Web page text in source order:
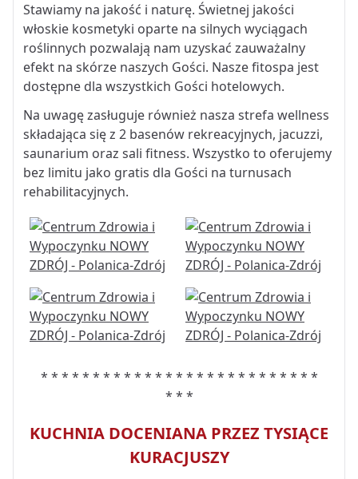
Stawiamy na jakość i naturę. Świetnej jakości
włoskie kosmetyki oparte na silnych wyciągach
roślinnych pozwalają nam uzyskać zauważalny
efekt na skórze naszych Gości. Nasze fitospa jest
dostępne dla wszystkich Gości hotelowych.
Na uwagę zasługuje również nasza strefa wellness
składająca się z 2 basenów rekreacyjnych, jacuzzi,
saunarium oraz sali fitness. Wszystko to oferujemy
bez limitu jako gratis dla Gości na turnusach
rehabilitacyjnych.
* * * * * * * * * * * * * * * * * * * * * * * * * * *
* * *
KUCHNIA DOCENIANA PRZEZ TYSIĄCE
KURACJUSZY